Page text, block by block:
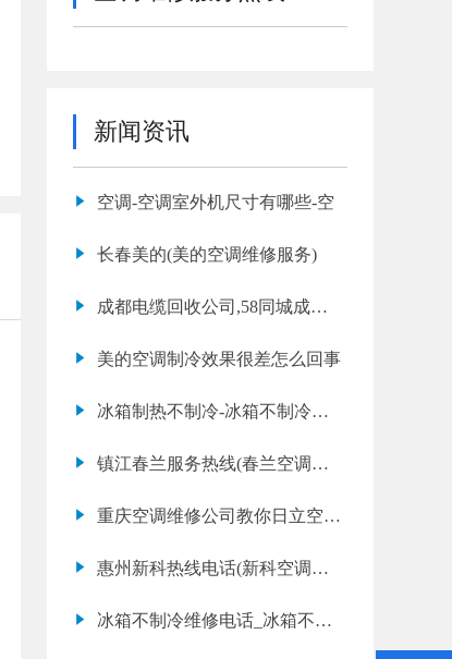
新闻资讯
空调-空调室外机尺寸有哪些-空
长春美的(美的空调维修服务)
成都电缆回收公司,58同城成都
美的空调制冷效果很差怎么回事
冰箱制热不制冷-冰箱不制冷维
镇江春兰服务热线(春兰空调维
重庆空调维修公司教你日立空调
惠州新科热线电话(新科空调维
冰箱不制冷维修电话_冰箱不制